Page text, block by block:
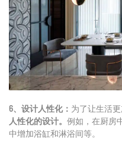
6、设计人性化： 为了让生活
人性化的设计。 例如，在厨房
中增加浴缸和淋浴间等。